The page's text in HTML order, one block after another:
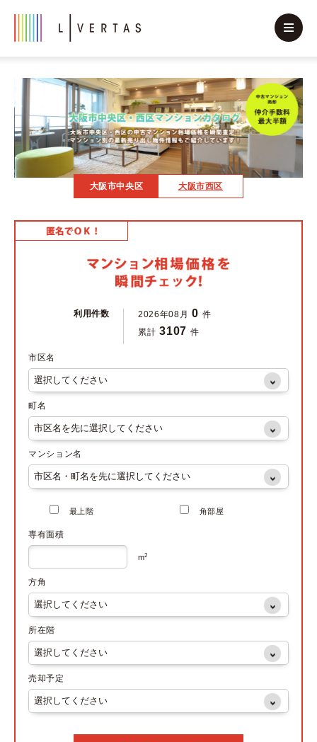
大阪市中央区 大阪市西区
利用件数 2026年08月 0 件
累計 3107 件
市区名
町名
マンション名
最上階 角部屋
専有面積
m2
方角
所在階
売却予定